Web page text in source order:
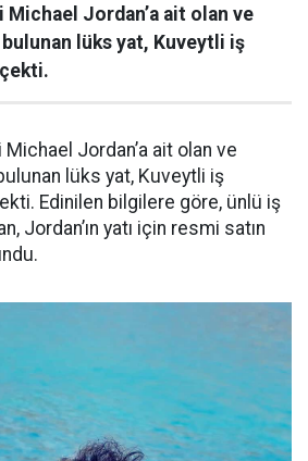
Michael Jordan’a ait olan ve
lüks yat, Kuveytli iş
Jordan’a ait olan ve
lüks yat, Kuveytli iş
Edinilen bilgilere göre, ünlü iş
Jordan’ın yatı için resmi satın